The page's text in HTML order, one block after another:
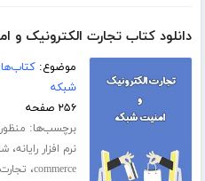
دانلود کتاب تجارت الکترونیک و
موضوع:
شبکه
۲۵۶ صفحه
برچسب‌ها:
نرم افزار رایانه،
commerce،